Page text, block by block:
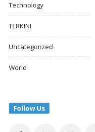
Technology
TERKINI
Uncategorized
World
Follow Us